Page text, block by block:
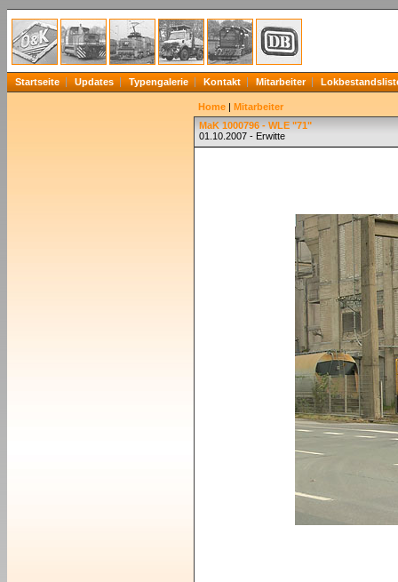
Startseite Updates Typengalerie Kontakt Mitarbeiter
Home | Mitarbeiter
MaK 1000796 - WLE "71"
01.10.2007 - Erwitte